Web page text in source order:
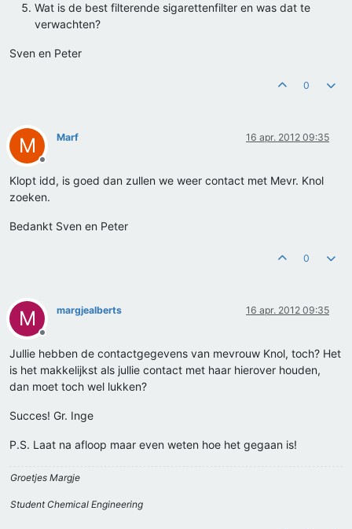
Wat is de best filterende sigarettenfilter en was dat te
verwachten?
Sven en Peter
0
M
Offline
Marf 16 apr. 2012 09:35
Klopt idd, is goed dan zullen we weer contact met Mevr. Knol
zoeken.
Bedankt Sven en Peter
0
M
Offline
margjealberts 16 apr. 2012 09:35
Jullie hebben de contactgegevens van mevrouw Knol, toch? Het
is het makkelijkst als jullie contact met haar hierover houden,
dan moet toch wel lukken?
Succes! Gr. Inge
P.S. Laat na afloop maar even weten hoe het gegaan is!
Groetjes Margje
Student Chemical Engineering